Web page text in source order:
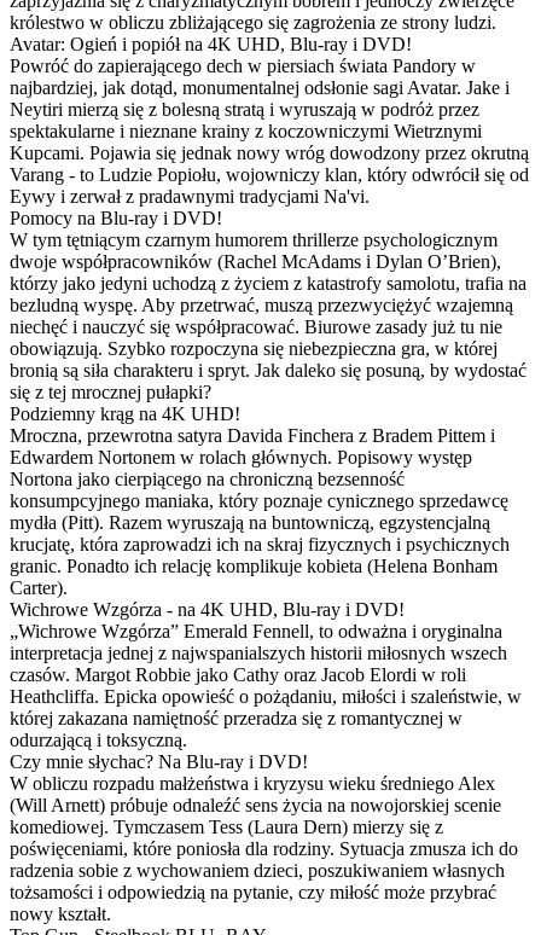
królestwo w obliczu zbliżającego się zagrożenia ze strony ludzi.
Avatar: Ogień i popiół na 4K UHD, Blu-ray i DVD!
Powróć do zapierającego dech w piersiach świata Pandory w
najbardziej, jak dotąd, monumentalnej odsłonie sagi Avatar. Jake i
Neytiri mierzą się z bolesną stratą i wyruszają w podróż przez
spektakularne i nieznane krainy z koczowniczymi Wietrznymi
Kupcami. Pojawia się jednak nowy wróg dowodzony przez okrutną
Varang - to Ludzie Popiołu, wojowniczy klan, który odwrócił się od
Eywy i zerwał z pradawnymi tradycjami Na'vi.
Pomocy na Blu-ray i DVD!
W tym tętniącym czarnym humorem thrillerze psychologicznym
dwoje współpracowników (Rachel McAdams i Dylan O’Brien),
którzy jako jedyni uchodzą z życiem z katastrofy samolotu, trafia na
bezludną wyspę. Aby przetrwać, muszą przezwyciężyć wzajemną
niechęć i nauczyć się współpracować. Biurowe zasady już tu nie
obowiązują. Szybko rozpoczyna się niebezpieczna gra, w której
bronią są siła charakteru i spryt. Jak daleko się posuną, by wydostać
się z tej mrocznej pułapki?
Podziemny krąg na 4K UHD!
Mroczna, przewrotna satyra Davida Finchera z Bradem Pittem i
Edwardem Nortonem w rolach głównych. Popisowy występ
Nortona jako cierpiącego na chroniczną bezsenność
konsumpcyjnego maniaka, który poznaje cynicznego sprzedawcę
mydła (Pitt). Razem wyruszają na buntowniczą, egzystencjalną
krucjatę, która zaprowadzi ich na skraj fizycznych i psychicznych
granic. Ponadto ich relację komplikuje kobieta (Helena Bonham
Carter).
Wichrowe Wzgórza - na 4K UHD, Blu-ray i DVD!
„Wichrowe Wzgórza” Emerald Fennell, to odważna i oryginalna
interpretacja jednej z najwspanialszych historii miłosnych wszech
czasów. Margot Robbie jako Cathy oraz Jacob Elordi w roli
Heathcliffa. Epicka opowieść o pożądaniu, miłości i szaleństwie, w
której zakazana namiętność przeradza się z romantycznej w
odurzającą i toksyczną.
Czy mnie słychac? Na Blu-ray i DVD!
W obliczu rozpadu małżeństwa i kryzysu wieku średniego Alex
(Will Arnett) próbuje odnaleźć sens życia na nowojorskiej scenie
komediowej. Tymczasem Tess (Laura Dern) mierzy się z
poświęceniami, które poniosła dla rodziny. Sytuacja zmusza ich do
radzenia sobie z wychowaniem dzieci, poszukiwaniem własnych
tożsamości i odpowiedzią na pytanie, czy miłość może przybrać
nowy kształt.